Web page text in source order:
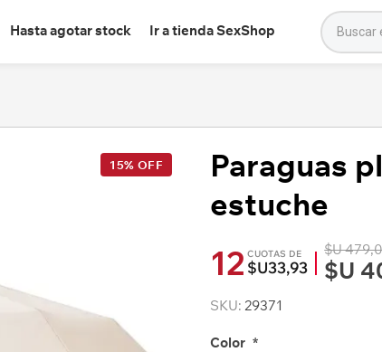
Hasta agotar stock Ir a tienda SexShop
15% OFF
Paraguas
estuche
12 CUOTAS DE
$U33,93
$U
$U
SKU: 29371
Color *